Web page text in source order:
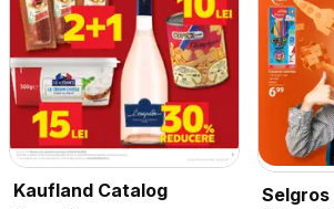
Kaufland Catalog
Selgros